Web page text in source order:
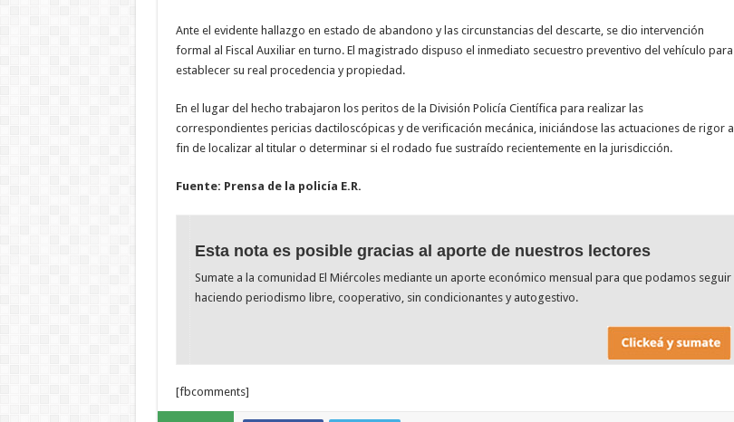
Ante el evidente hallazgo en estado de abandono y las circunstancias del descarte, se dio intervención
formal al Fiscal Auxiliar en turno. El magistrado dispuso el inmediato secuestro preventivo del vehículo para
establecer su real procedencia y propiedad.
En el lugar del hecho trabajaron los peritos de la División Policía Científica para realizar las
correspondientes pericias dactiloscópicas y de verificación mecánica, iniciándose las actuaciones de rigor a
fin de localizar al titular o determinar si el rodado fue sustraído recientemente en la jurisdicción.
Fuente: Prensa de la policía E.R.
Esta nota es posible gracias al aporte de nuestros lectores
Sumate a la comunidad El Miércoles mediante un aporte económico mensual para que podamos seguir
haciendo periodismo libre, cooperativo, sin condicionantes y autogestivo.
[fbcomments]